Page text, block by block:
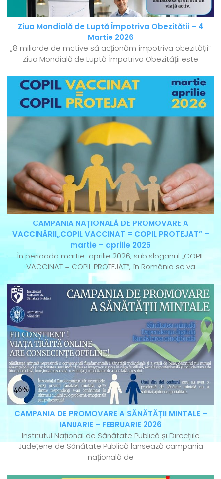
Ziua Mondială de Luptă Împotriva Obezității – 4
Martie 2026
„8 miliarde de motive să acționăm împotriva obezității”
Ziua Mondială de Luptă Împotriva Obezității este
CAMPANIA NAȚIONALĂ DE PROMOVARE A
VACCINĂRII„COPIL VACCINAT = COPIL PROTEJAT” –
martie – aprilie 2026
În perioada martie-aprilie 2026, sub sloganul „COPIL
VACCINAT = COPIL PROTEJAT”, în România se va
CAMPANIA DE PROMOVARE A SĂNĂTĂȚII MINTALE –
IANUARIE – FEBRUARIE 2026
Institutul Național de Sănătate Publică și Direcțiile
Județene de Sănătate Publică lansează campania
națională de